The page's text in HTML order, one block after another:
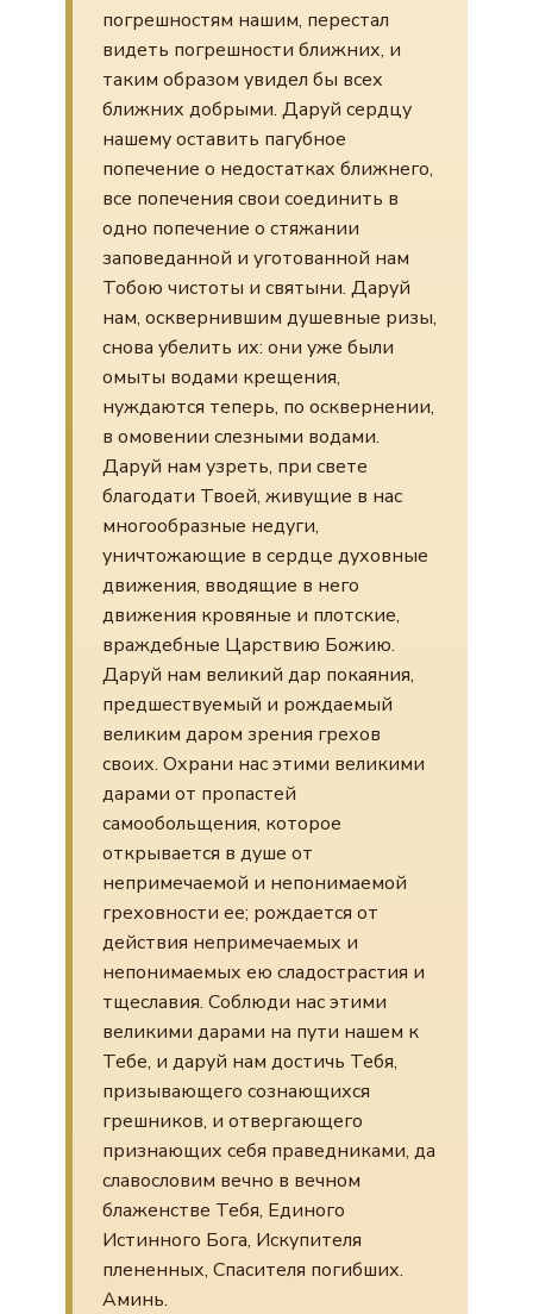
погрешностям нашим, перестал
видеть погрешности ближних, и
таким образом увидел бы всех
ближних добрыми. Даруй сердцу
нашему оставить пагубное
попечение о недостатках ближнего,
все попечения свои соединить в
одно попечение о стяжании
заповеданной и уготованной нам
Тобою чистоты и святыни. Даруй
нам, осквернившим душевные ризы,
снова убелить их: они уже были
омыты водами крещения,
нуждаются теперь, по осквернении,
в омовении слезными водами.
Даруй нам узреть, при свете
благодати Твоей, живущие в нас
многообразные недуги,
уничтожающие в сердце духовные
движения, вводящие в него
движения кровяные и плотские,
враждебные Царствию Божию.
Даруй нам великий дар покаяния,
предшествуемый и рождаемый
великим даром зрения грехов
своих. Охрани нас этими великими
дарами от пропастей
самообольщения, которое
открывается в душе от
непримечаемой и непонимаемой
греховности ее; рождается от
действия непримечаемых и
непонимаемых ею сладострастия и
тщеславия. Соблюди нас этими
великими дарами на пути нашем к
Тебе, и даруй нам достичь Тебя,
призывающего сознающихся
грешников, и отвергающего
признающих себя праведниками, да
славословим вечно в вечном
блаженстве Тебя, Единого
Истинного Бога, Искупителя
плененных, Спасителя погибших.
Аминь.